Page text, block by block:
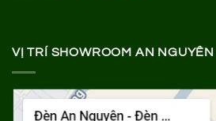
VỊ TRÍ SHOWROOM AN NGUYÊN